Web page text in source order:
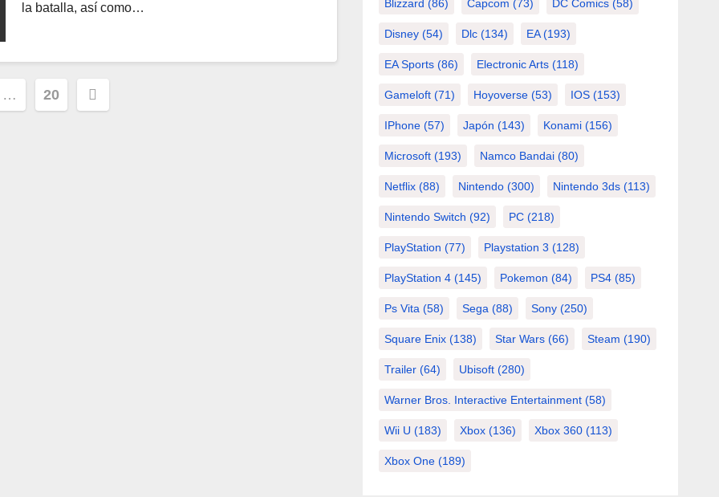
la batalla, así como…
… 20
Blizzard (86) Capcom (73) DC Comics (58)
Disney (54) Dlc (134) EA(193)
EA Sports (86) Electronic Arts (118)
Gameloft (71) Hoyoverse (53) IOS (153)
IPhone (57) Japón (143) Konami (156)
Microsoft (193) Namco Bandai (80)
Netflix (88) Nintendo (300) Nintendo 3ds (113)
Nintendo Switch (92) PC (218)
PlayStation (77) Playstation 3 (128)
PlayStation 4 (145) Pokemon (84) PS4 (85)
Ps Vita (58) Sega (88) Sony (250)
Square Enix (138) Star Wars (66) Steam (190)
Trailer (64) Ubisoft (280)
Warner Bros. Interactive Entertainment (58)
Wii U (183) Xbox (136) Xbox 360 (113)
Xbox One (189)